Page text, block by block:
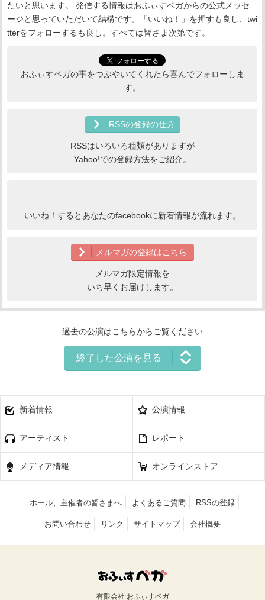
たいと思います。 発信する情報はおふぃすベガからの公式メッセ
ージと思っていただいて結構です。「いいね！」を押すも良し、twi
tterをフォローするも良し。すべては皆さま次第です。
おふぃすベガの事をつぶやいてくれたら喜んでフォローしま
す。
RSSの登録の仕方
RSSはいろいろ種類がありますが
Yahoo!での登録方法をご紹介。
いいね！するとあなたのfacebookに新着情報が流れます。
メルマガの登録はこちら
メルマガ限定情報を
いち早くお届けします。
過去の公演はこちらからご覧ください
終了した公演を見る
新着情報 公演情報
アーティスト レポート
メディア情報 オンラインストア
ホール、主催者の皆さまへ よくあるご質問 RSSの登録
お問い合わせ リンク サイトマップ 会社概要
有限会社 おふぃすベガ